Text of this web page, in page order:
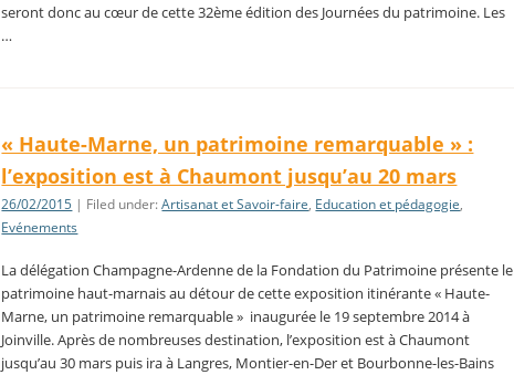
seront donc au cœur de cette 32ème édition des Journées du patrimoine. Les
…
« Haute-Marne, un patrimoine remarquable » :
l’exposition est à Chaumont jusqu’au 20 mars
26/02/2015 | Filed under:Artisanat et Savoir-faire, Education et pédagogie,
Evénements
La délégation Champagne-Ardenne de la Fondation du Patrimoine présente le
patrimoine haut-marnais au détour de cette exposition itinérante « Haute-
Marne, un patrimoine remarquable » inaugurée le 19 septembre 2014 à
Joinville. Après de nombreuses destination, l’exposition est à Chaumont
jusqu’au 30 mars puis ira à Langres, Montier-en-Der et Bourbonne-les-Bains